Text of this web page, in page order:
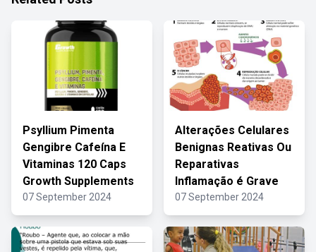
Psyllium Pimenta
Gengibre Cafeína E
Vitaminas 120 Caps
Growth Supplements
07 September 2024
Alterações Celulares
Benignas Reativas Ou
Reparativas
Inflamação é Grave
07 September 2024